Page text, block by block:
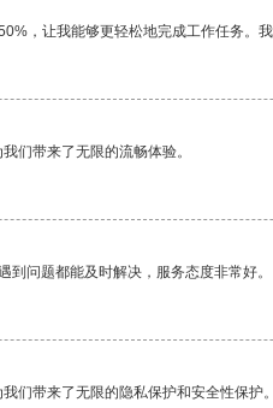
，让我能够更轻松地完成工作任务。
们带来了无限的流畅体验。
到问题都能及时解决，服务态度非常好。
们带来了无限的隐私保护和安全性保护